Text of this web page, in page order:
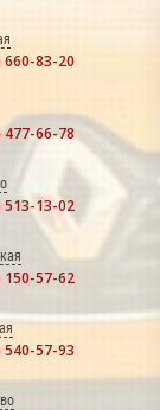
660-83-20
477-66-78
513-13-02
150-57-62
540-57-93